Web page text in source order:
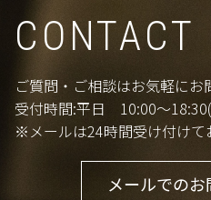
CONTACT
ご質問・ご相談はお気軽にお
受付時間:平日 10:00〜
※メールは24時間受け付けて
メールでのお